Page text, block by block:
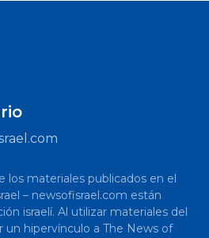
los materiales publicados en el
– newsofisrael.com están
israelí. Al utilizar materiales del
un hipervínculo a The News of